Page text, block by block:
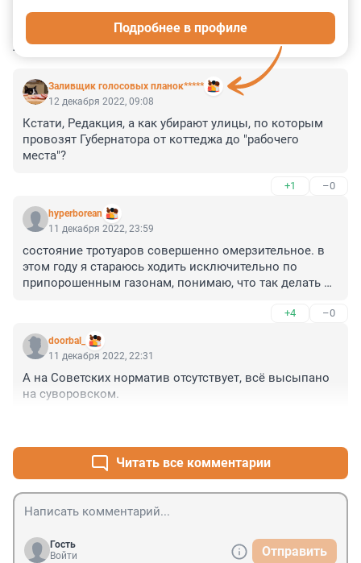
КОММЕНТАРИИ 32
Заливщик голосовых планок*****
Подробнее в профиле
12 декабря 2022, 09:08
Кстати, Редакция, а как убирают улицы, по которым
провозят Губернатора от коттеджа до "рабочего
места"?
+1 –0
hyperborean
11 декабря 2022, 23:59
состояние тротуаров совершенно омерзительное. в
этом году я стараюсь ходить исключительно по
припорошенным газонам, понимаю, что так делать
+4 –0
doorbal_
11 декабря 2022, 22:31
А на Советских норматив отсутствует, всё высыпано
на суворовском.
Читать все комментарии
Гость
Войти
Отправить